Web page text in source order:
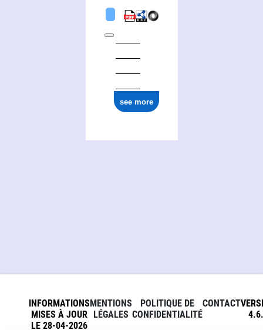
see more
INFORMATIONS
MISES À JOUR
LE 28-04-2026
MENTIONS
LÉGALES
POLITIQUE DE
CONFIDENTIALITÉ
CONTACT